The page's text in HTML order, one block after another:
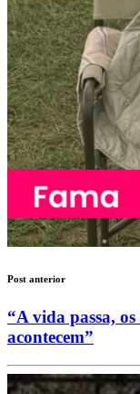
Post anterior
“A vida passa,
acontecem”